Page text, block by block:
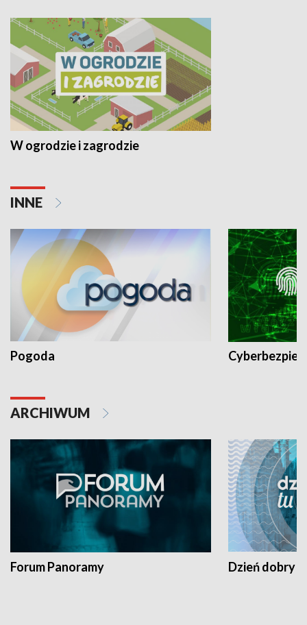
W ogrodzie i zagrodzie
INNE
Pogoda
ARCHIWUM
Forum Panoramy Dzień dobry